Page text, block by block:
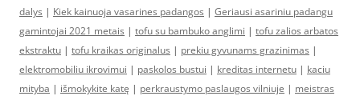
dalys | Kiek kainuoja vasarines padangos | Geriausi asariniu padangu
gamintojai 2021 metais | tofu su bambuko anglimi | tofu zalios arbatos
ekstraktu | tofu kraikas originalus | prekiu gyvunams grazinimas |
elektromobiliu ikrovimui | paskolos bustui | kreditas internetu | kaciu
mityba | išmokykite katę | perkraustymo paslaugos vilniuje | meistras